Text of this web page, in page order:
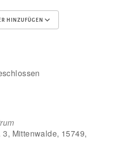
HINZUFÜGEN
3, Mittenwalde, 15749,